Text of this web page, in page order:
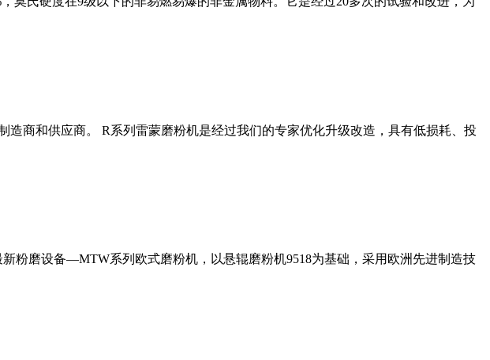
商和供应商。 R系列雷蒙磨粉机是经过我们的专家优化升级改造，具有低损耗、投
粉磨设备—MTW系列欧式磨粉机，以悬辊磨粉机9518为基础，采用欧洲先进制造技